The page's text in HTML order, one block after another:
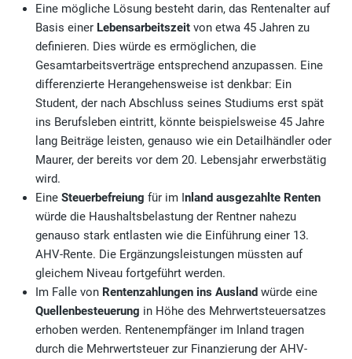
Eine mögliche Lösung besteht darin, das Rentenalter auf
Basis einer Lebensarbeitszeit von etwa 45 Jahren zu
definieren. Dies würde es ermöglichen, die
Gesamtarbeitsverträge entsprechend anzupassen. Eine
differenzierte Herangehensweise ist denkbar: Ein
Student, der nach Abschluss seines Studiums erst spät
ins Berufsleben eintritt, könnte beispielsweise 45 Jahre
lang Beiträge leisten, genauso wie ein Detailhändler oder
Maurer, der bereits vor dem 20. Lebensjahr erwerbstätig
wird.
Eine Steuerbefreiung für im Inland ausgezahlte Renten
würde die Haushaltsbelastung der Rentner nahezu
genauso stark entlasten wie die Einführung einer 13.
AHV-Rente. Die Ergänzungsleistungen müssten auf
gleichem Niveau fortgeführt werden.
Im Falle von Rentenzahlungen ins Ausland würde eine
Quellenbesteuerung in Höhe des Mehrwertsteuersatzes
erhoben werden. Rentenempfänger im Inland tragen
durch die Mehrwertsteuer zur Finanzierung der AHV-